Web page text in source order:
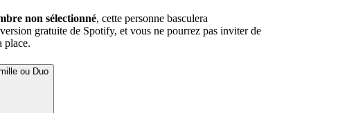
non sélectionné, cette personne basculera
gratuite de Spotify, et vous ne pourrez pas inviter de
place.
ou Duo